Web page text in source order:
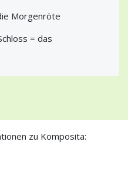
Morgenröte
= das
zu Komposita: